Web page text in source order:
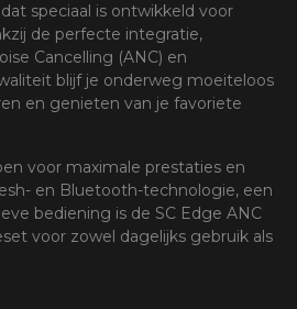
speciaal is ontwikkeld voor
de perfecte integratie,
Cancelling (ANC) en
blijf je onderweg moeiteloos
en genieten van je favoriete
voor maximale prestaties en
en Bluetooth-technologie, een
bediening is de SC Edge ANC
voor zowel dagelijks gebruik als